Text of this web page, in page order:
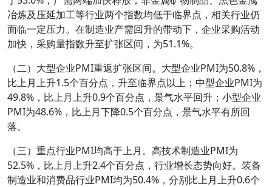
冶炼及压延加工等行业两个指数均低于临界点，相关行业仍
面临一定压力。在制造业产需回升的带动下，企业采购活动
加快，采购量指数升至扩张区间，为51.1%。
（二）大型企业PMI重返扩张区间。大型企业PMI为50.8%，
比上月上升1.5个百分点，升至临界点以上；中型企业PMI为
49.8%，比上月上升0.9个百分点，景气水平回升；小型企业
PMI为48.6%，比上月下降0.5个百分点，景气水平有所回
落。
（三）重点行业PMI均高于上月。高技术制造业PMI为
52.5%，比上月上升2.4个百分点，行业增长态势向好。装备
制造业和消费品行业PMI均为50.4%，分别比上月上升0.6个